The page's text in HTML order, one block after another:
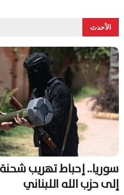
الأحدث
سوريا.. إحباط تهريب
إلى حزب الله اللبناني